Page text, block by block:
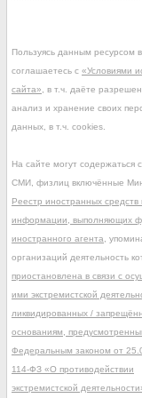
Пользуясь данным ресурсом
соглашаетесь с «Условиями
сайта» , в т.ч. даёте
анализ и хранение своих
данных, в т.ч. cookies.
На сайте могут содержаться
СМИ, физлиц включённые
Реестр иностранных средств
информации, выполняющих
иностранного агента ,
организаций деятельность
приостановлена в связи с
ими экстремистской
ликвидированных /
основаниям,
Федеральным законом от
114-ФЗ «О противодействии
экстремистской